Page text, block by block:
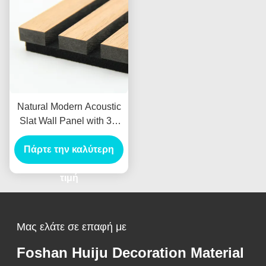
Natural Modern Acoustic
Slat Wall Panel with 3D
Model Design and
550kg/m3 Density for
Living Room Sound
Proofing
Πάρτε την καλύτερη
τιμή
Μας ελάτε σε επαφή με
Foshan Huiju Decoration Material